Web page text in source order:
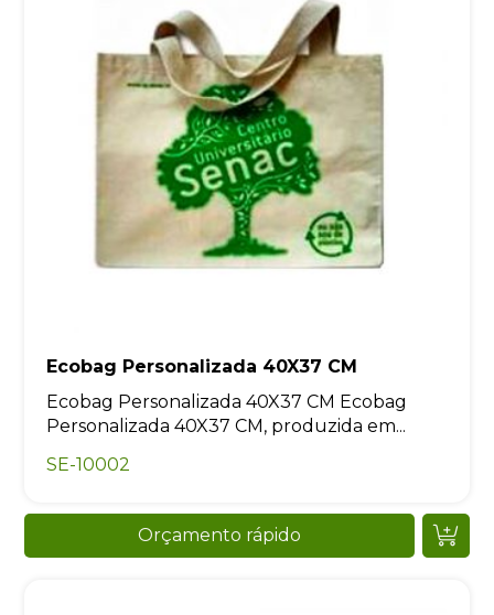
Ecobag Personalizada 40X37 CM
Ecobag Personalizada 40X37 CM Ecobag
Personalizada 40X37 CM, produzida em...
SE-10002
Orçamento rápido